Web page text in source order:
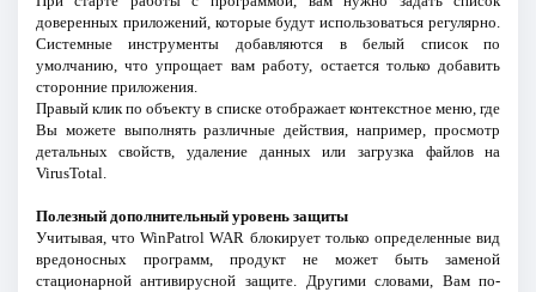
доверенных приложений, которые будут использоваться регулярно.
Системные инструменты добавляются в белый список по
умолчанию, что упрощает вам работу, остается только добавить
сторонние приложения.
Правый клик по объекту в списке отображает контекстное меню, где
Вы можете выполнять различные действия, например, просмотр
детальных свойств, удаление данных или загрузка файлов на
VirusTotal.
Полезный дополнительный уровень защиты
Учитывая, что WinPatrol WAR блокирует только определенные вид
вредоносных программ, продукт не может быть заменой
стационарной антивирусной защите. Другими словами, Вам по-